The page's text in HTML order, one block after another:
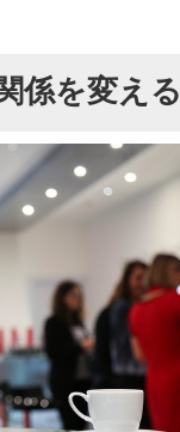
係を変える